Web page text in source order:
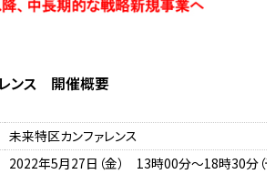
ンス 開催概要
未来特区カンファレンス
2022年5月27日（金） 13時00分～18時30分（予